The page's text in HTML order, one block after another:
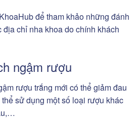
để tham khảo những đánh
chỉ nha khoa do chính khách
ngậm rượu
rượu trắng mới có thể giảm đau
sử dụng một số loại rượu khác